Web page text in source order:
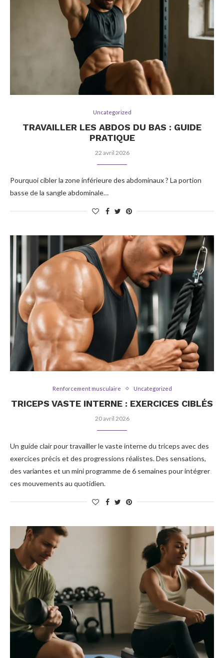
Uncategorized
TRAVAILLER LES ABDOS DU BAS : GUIDE
PRATIQUE
22 avril 2026
Pourquoi cibler la zone inférieure des abdominaux ? La portion
basse de la sangle abdominale…
Renforcement musculaire Uncategorized
TRICEPS VASTE INTERNE : EXERCICES CIBLÉS
20 avril 2026
Un guide clair pour travailler le vaste interne du triceps avec des
exercices précis et des progressions réalistes. Des sensations,
des variantes et un mini programme de 6 semaines pour intégrer
ces mouvements au quotidien.